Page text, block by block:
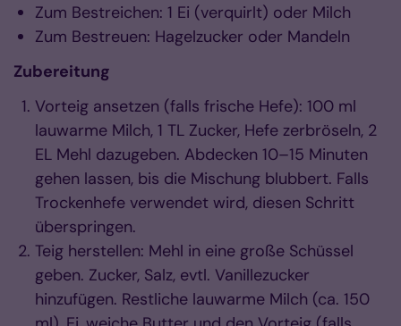
Zum Bestreichen: 1 Ei (verquirlt) oder Milch
Zum Bestreuen: Hagelzucker oder Mandeln
Zubereitung
Vorteig ansetzen (falls frische Hefe): 100 ml
lauwarme Milch, 1 TL Zucker, Hefe zerbröseln, 2
EL Mehl dazugeben. Abdecken 10–15 Minuten
gehen lassen, bis die Mischung blubbert. Falls
Trockenhefe verwendet wird, diesen Schritt
überspringen.
Teig herstellen: Mehl in eine große Schüssel
geben. Zucker, Salz, evtl. Vanillezucker
hinzufügen. Restliche lauwarme Milch (ca. 150